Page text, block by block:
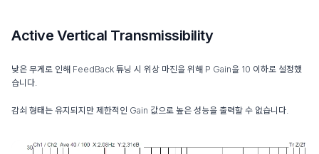
Active Vertical Transmissibility
낮은 무게로 인해 FeedBack 튜닝 시 위상 마진을 위해 P Gain을 10 이하로 설정했
습니다.
감쇠 형태는 유지되지만 제한적인 Gain 값으로 높은 성능을 출력할 수 없습니다.